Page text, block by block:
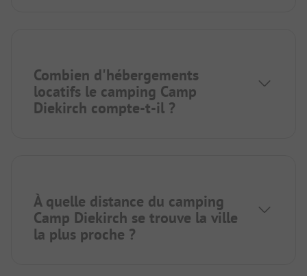
Combien d'hébergements
locatifs le camping Camp
Diekirch compte-t-il ?
À quelle distance du camping
Camp Diekirch se trouve la ville
la plus proche ?